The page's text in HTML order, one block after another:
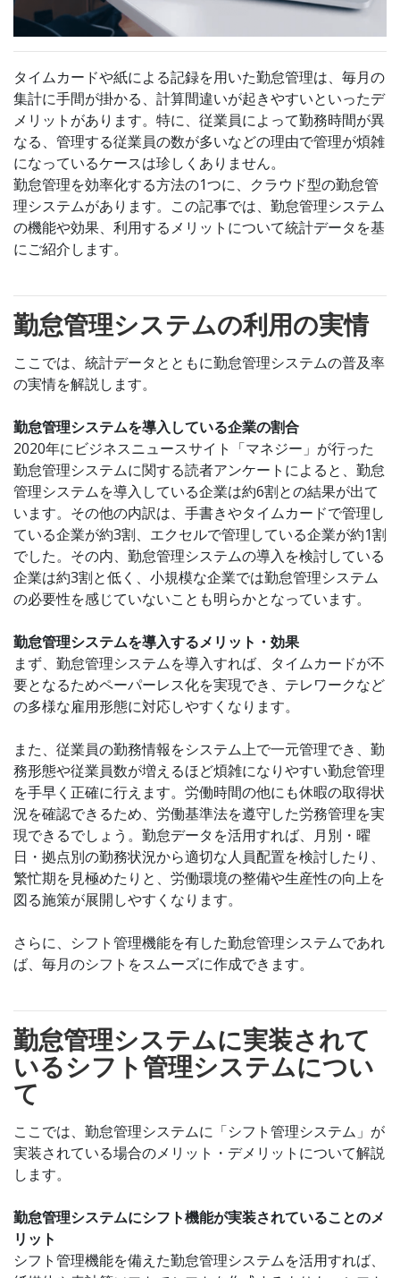
タイムカードや紙による記録を用いた勤怠管理は、毎月の
集計に手間が掛かる、計算間違いが起きやすいといったデ
メリットがあります。特に、従業員によって勤務時間が異
なる、管理する従業員の数が多いなどの理由で管理が煩雑
になっているケースは珍しくありません。
勤怠管理を効率化する方法の1つに、クラウド型の勤怠管
理システムがあります。この記事では、勤怠管理システム
の機能や効果、利用するメリットについて統計データを基
にご紹介します。
勤怠管理システムの利用の実情
ここでは、統計データとともに勤怠管理システムの普及率
の実情を解説します。
勤怠管理システムを導入している企業の割合
2020年にビジネスニュースサイト「マネジー」が行った
勤怠管理システムに関する読者アンケートによると、勤怠
管理システムを導入している企業は約6割との結果が出て
います。その他の内訳は、手書きやタイムカードで管理し
ている企業が約3割、エクセルで管理している企業が約1割
でした。その内、勤怠管理システムの導入を検討している
企業は約3割と低く、小規模な企業では勤怠管理システム
の必要性を感じていないことも明らかとなっています。
勤怠管理システムを導入するメリット・効果
まず、勤怠管理システムを導入すれば、タイムカードが不
要となるためペーパーレス化を実現でき、テレワークなど
の多様な雇用形態に対応しやすくなります。
また、従業員の勤務情報をシステム上で一元管理でき、勤
務形態や従業員数が増えるほど煩雑になりやすい勤怠管理
を手早く正確に行えます。労働時間の他にも休暇の取得状
況を確認できるため、労働基準法を遵守した労務管理を実
現できるでしょう。勤怠データを活用すれば、月別・曜
日・拠点別の勤務状況から適切な人員配置を検討したり、
繁忙期を見極めたりと、労働環境の整備や生産性の向上を
図る施策が展開しやすくなります。
さらに、シフト管理機能を有した勤怠管理システムであれ
ば、毎月のシフトをスムーズに作成できます。
勤怠管理システムに実装されて
いるシフト管理システムについ
て
ここでは、勤怠管理システムに「シフト管理システム」が
実装されている場合のメリット・デメリットについて解説
します。
勤怠管理システムにシフト機能が実装されていることのメ
リット
シフト管理機能を備えた勤怠管理システムを活用すれば、